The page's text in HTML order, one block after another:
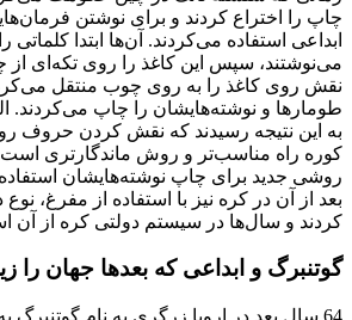
چاپ را اختراع کردند و برای نوشتن
ابداعی استفاده می‌کردند. آن‌ها ابتدا
می‌نوشتند، سپس این کاغذ را روی تکه‌ای
نقش روی کاغذ را به روی چوب منتقل
طومارها و نوشته‌هایشان را چاپ می‌کردند.
به این نتیجه رسیدند که نقش کردن حروف
کوره راه مناسب‌تر و روش ماندگارتری است
روشی جدید برای چاپ نوشته‌هایشان
بعد از آن در کره نیز با استفاده از مفرغ،
کردند و سال‌ها در سیستم دولتی کره از آن
گوتنبرگ و ابداعی که بعدها جهان را
64 سال بعد در اروپا زرگری به نام